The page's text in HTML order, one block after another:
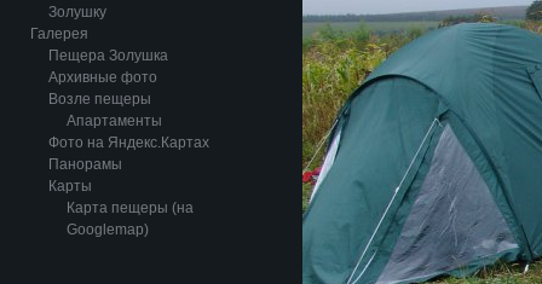
Золушку
Галерея
Пещера Золушка
Архивные фото
Возле пещеры
Апартаменты
Фото на Яндекс.Картах
Панорамы
Карты
Карта пещеры (на
Googlemap)